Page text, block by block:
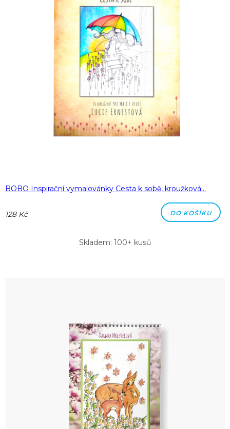
BOBO Inspirační vymalovánky Cesta k sobě, kroužková…
128 Kč DO KOŠÍKU
Skladem: 100+ kusů